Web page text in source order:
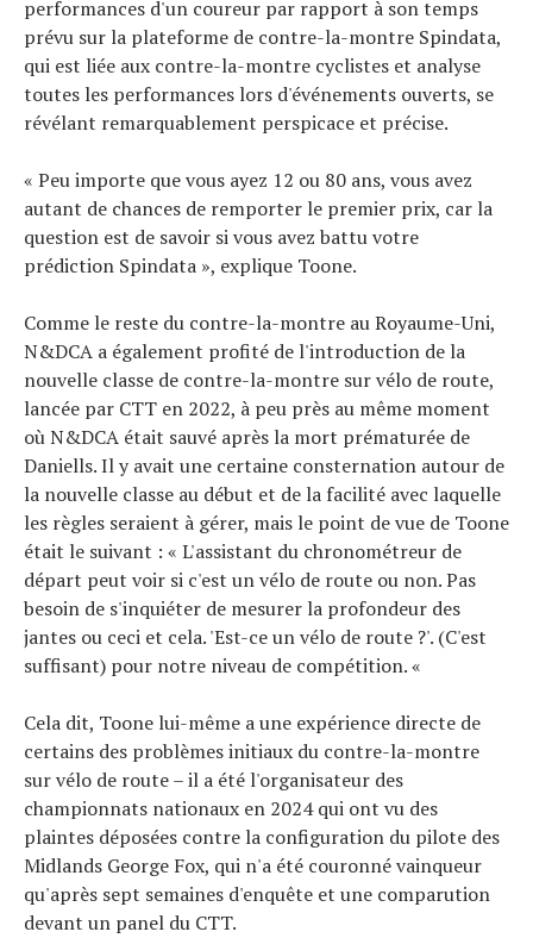
performances d'un coureur par rapport à son temps
prévu sur la plateforme de contre-la-montre Spindata,
qui est liée aux contre-la-montre cyclistes et analyse
toutes les performances lors d'événements ouverts, se
révélant remarquablement perspicace et précise.
« Peu importe que vous ayez 12 ou 80 ans, vous avez
autant de chances de remporter le premier prix, car la
question est de savoir si vous avez battu votre
prédiction Spindata », explique Toone.
Comme le reste du contre-la-montre au Royaume-Uni,
N&DCA a également profité de l'introduction de la
nouvelle classe de contre-la-montre sur vélo de route,
lancée par CTT en 2022, à peu près au même moment
où N&DCA était sauvé après la mort prématurée de
Daniells. Il y avait une certaine consternation autour de
la nouvelle classe au début et de la facilité avec laquelle
les règles seraient à gérer, mais le point de vue de Toone
était le suivant : « L'assistant du chronométreur de
départ peut voir si c'est un vélo de route ou non. Pas
besoin de s'inquiéter de mesurer la profondeur des
jantes ou ceci et cela. 'Est-ce un vélo de route ?'. (C'est
suffisant) pour notre niveau de compétition. «
Cela dit, Toone lui-même a une expérience directe de
certains des problèmes initiaux du contre-la-montre
sur vélo de route – il a été l'organisateur des
championnats nationaux en 2024 qui ont vu des
plaintes déposées contre la configuration du pilote des
Midlands George Fox, qui n'a été couronné vainqueur
qu'après sept semaines d'enquête et une comparution
devant un panel du CTT.